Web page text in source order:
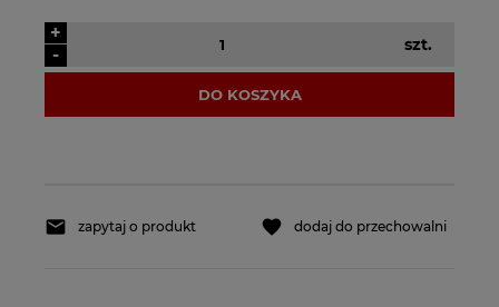
-
+
szt.
DO KOSZYKA
zapytaj o produkt dodaj do przechowalni